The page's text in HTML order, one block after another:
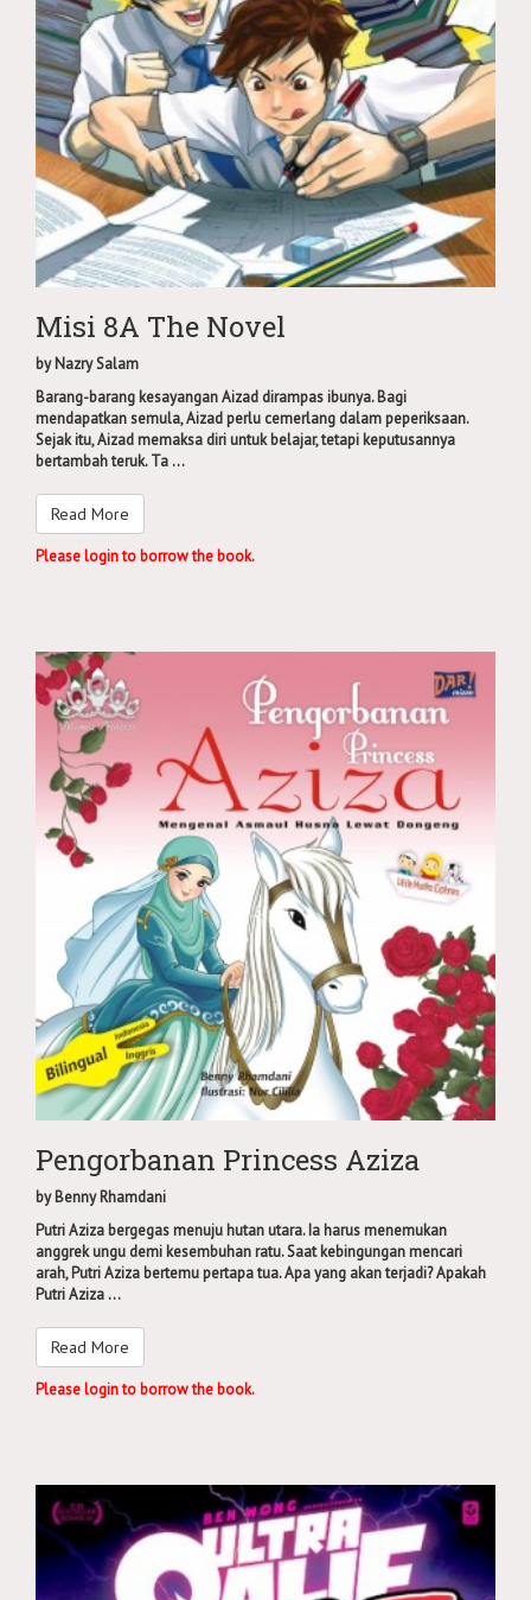
Misi 8A The Novel
byNazry Salam
Barang-barang kesayangan Aizad dirampas ibunya. Bagi
mendapatkan semula, Aizad perlu cemerlang dalam peperiksaan.
Sejak itu, Aizad memaksa diri untuk belajar, tetapi keputusannya
bertambah teruk. Ta ...
Read More
Please login to borrow the book.
Pengorbanan Princess Aziza
byBenny Rhamdani
Putri Aziza bergegas menuju hutan utara. Ia harus menemukan
anggrek ungu demi kesembuhan ratu. Saat kebingungan mencari
arah, Putri Aziza bertemu pertapa tua. Apa yang akan terjadi? Apakah
Putri Aziza ...
Read More
Please login to borrow the book.